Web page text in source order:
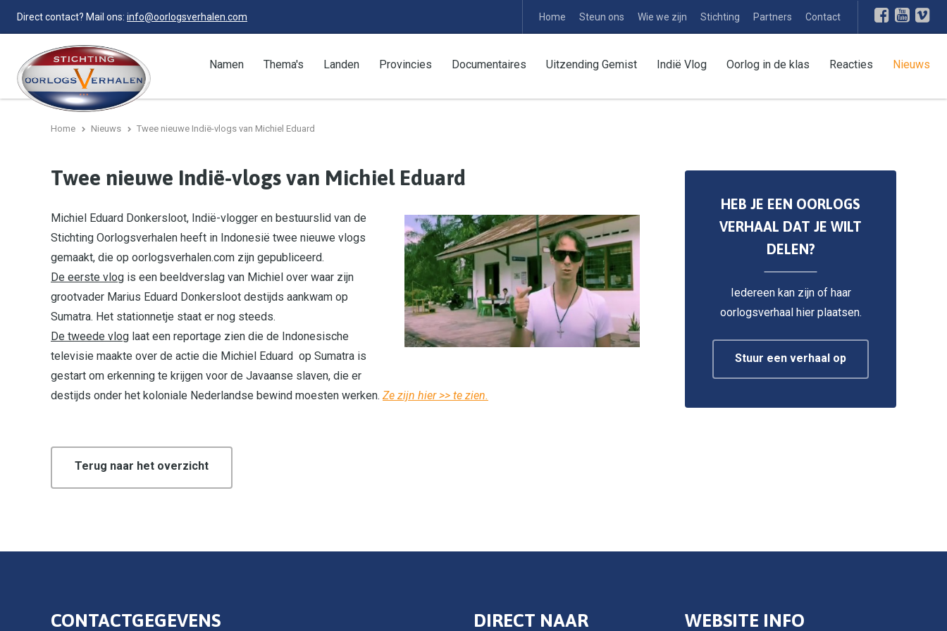
Direct contact? Mail ons: info@oorlogsverhalen.com Home Steun ons Wie we zijn Stichting Partners Contact
Namen Thema's Landen Provincies Documentaires Uitzending Gemist Indië Vlog Oorlog in de klas Reacties Nieuws
Home Nieuws Twee nieuwe Indië-vlogs van Michiel Eduard
Twee nieuwe Indië-vlogs van Michiel Eduard
Michiel Eduard Donkersloot, Indië-vlogger en bestuurslid van de
Stichting Oorlogsverhalen heeft in Indonesië twee nieuwe vlogs
gemaakt, die op oorlogsverhalen.com zijn gepubliceerd.
De eerste vlog is een beeldverslag van Michiel over waar zijn
grootvader Marius Eduard Donkersloot destijds aankwam op
Sumatra. Het stationnetje staat er nog steeds.
De tweede vlog laat een reportage zien die de Indonesische
televisie maakte over de actie die Michiel Eduard op Sumatra is
gestart om erkenning te krijgen voor de Javaanse slaven, die er
destijds onder het koloniale Nederlandse bewind moesten werken. Ze zijn hier >> te zien.
Terug naar het overzicht
HEB JE EEN OORLOGS
VERHAAL DAT JE WILT
DELEN?
Iedereen kan zijn of haar
oorlogsverhaal hier plaatsen.
Stuur een verhaal op
CONTACTGEGEVENS DIRECT NAAR WEBSITE INFO